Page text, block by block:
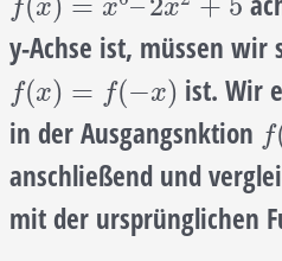
f x x x
y-Achse ist, müssen wir
f(x) = f(−x)
f(x)=f (−x ist. Wir
in der Ausgangsnktion f
f(
anschließend und
mit der ursprünglichen